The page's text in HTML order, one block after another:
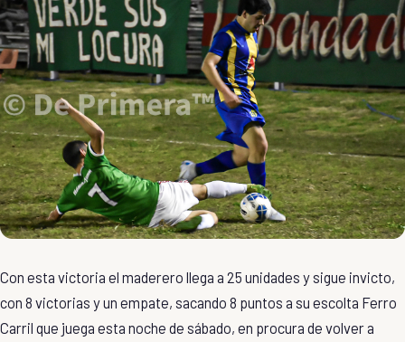
Con esta victoria el maderero llega a 25 unidades y sigue invicto,
con 8 victorias y un empate, sacando 8 puntos a su escolta Ferro
Carril que juega esta noche de sábado, en procura de volver a